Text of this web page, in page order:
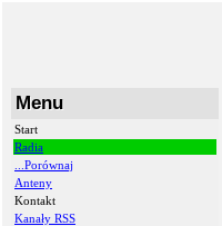
Menu
Start
Radia
...Porównaj
Anteny
Kontakt
Kanały RSS